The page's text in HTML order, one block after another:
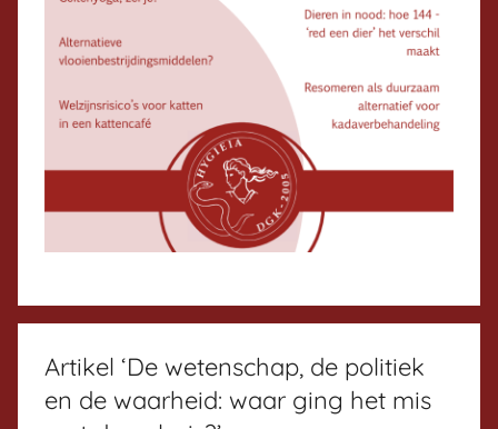
Artikel ‘De wetenschap, de politiek
en de waarheid: waar ging het mis